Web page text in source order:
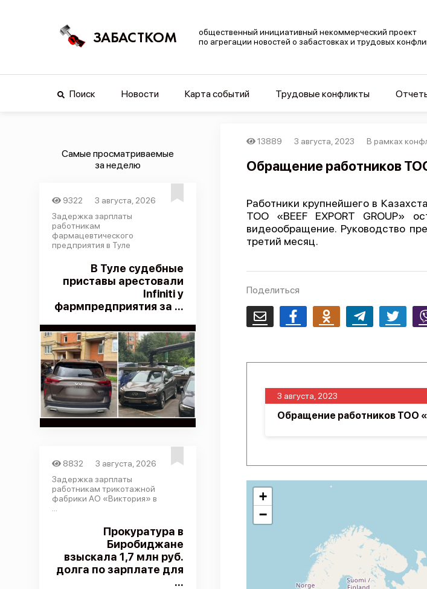
ЗАБАСТКОМ
общественный инициативный некоммерческий проект
по агрегации новостей о забастовках и трудовых
Поиск Новости Карта событий Трудовые конфликты
Самые просматриваемые
за неделю
9322
3 августа, 2026
Задержка зарплаты
работникам
фармацевтического
предприятия в Туле
В Туле судебные
приставы арестовали
Infiniti у
фармпредприятия за ...
8832
3 августа, 2026
Задержка зарплаты
работникам трикотажной
фабрики АО «Виктория» в
Прокуратура в
Биробиджане
взыскала 1,7 млн руб.
долга по зарплате для
...
13889 3 августа, 2023 В рамках
Обращение работников ТОО
Работники крупнейшего в
ТОО «BEEF EXPORT GROUP»
видеообращение. Руководство
третий месяц.
Поделиться
Email FacebookOdnoklassnikiTelegram Twitter
3 августа, 2023
Обращение работников ТОО
+
−